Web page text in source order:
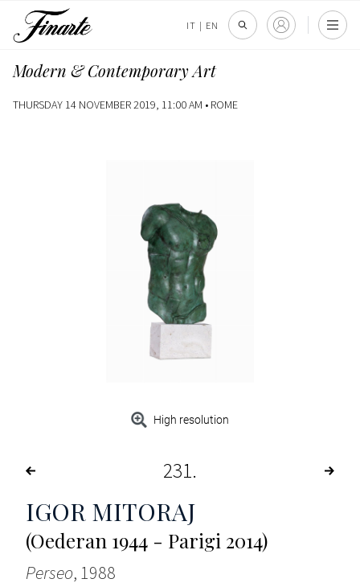
IT | EN
Modern & Contemporary Art
THURSDAY 14 NOVEMBER 2019, 11:00 AM • ROME
High resolution
231
IGOR MITORAJ
(Oederan 1944 - Parigi 2014)
Perseo, 1988